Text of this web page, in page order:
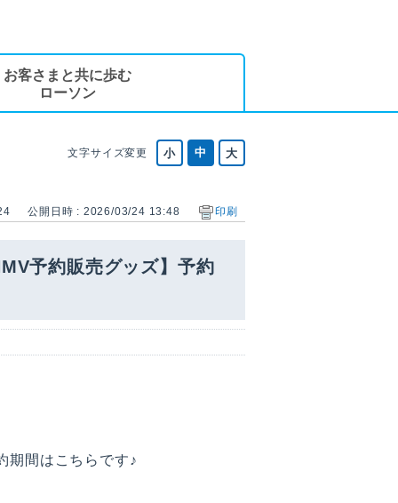
お客さまと共に歩む
ローソン
文字サイズ変更
公開日時 : 2026/03/24 13:48 印刷
予約販売グッズ】予約
期間はこちらです♪